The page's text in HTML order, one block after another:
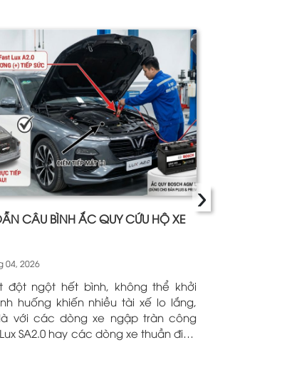
CÂU BÌNH ẮC QUY CỨU HỘ XE
04, 2026
đột ngột hết bình, không thể khởi
huống khiến nhiều tài xế lo lắng,
với các dòng xe ngập tràn công
SA2.0 hay các dòng xe thuần điện
CUNG CẤP
›